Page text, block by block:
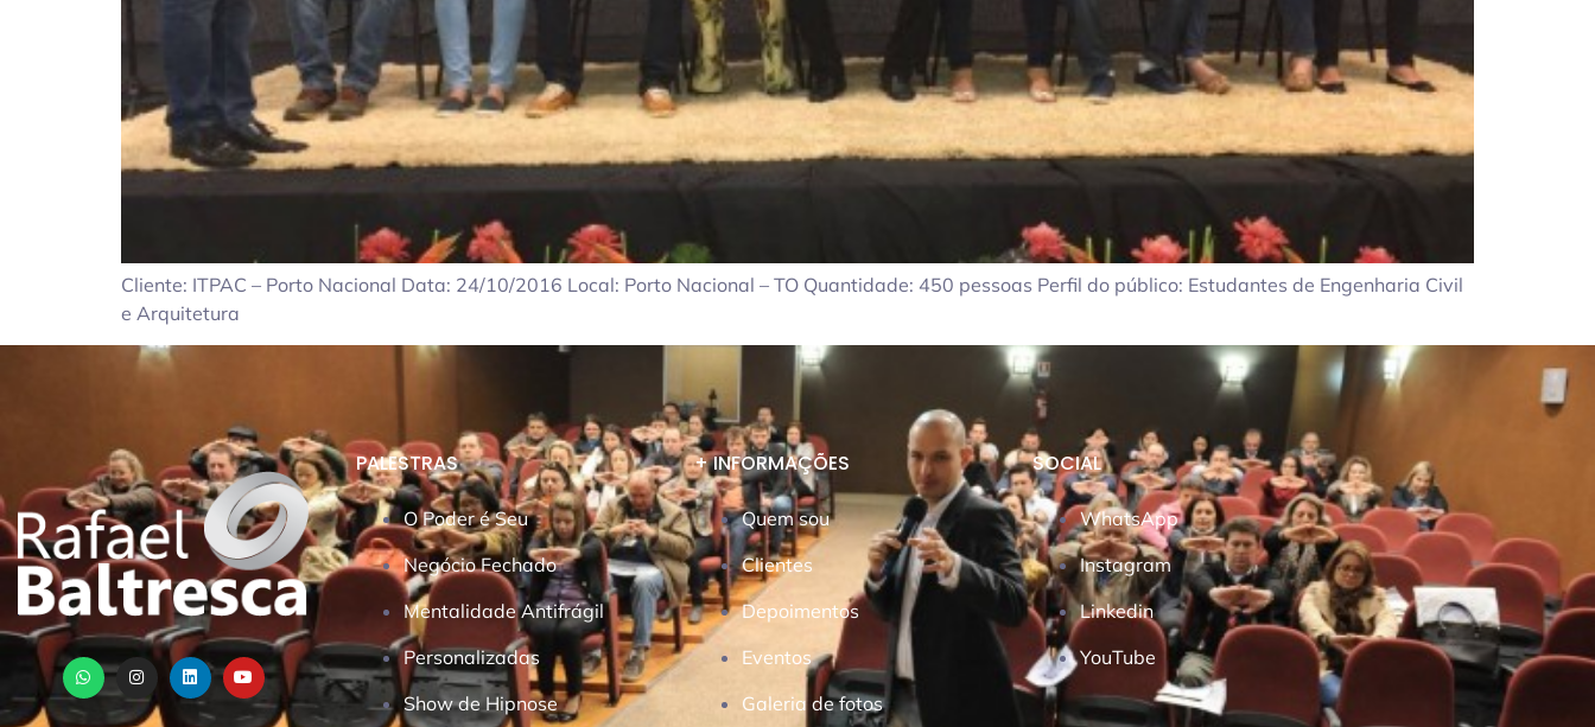
Cliente: ITPAC – Porto Nacional Data: 24/10/2016 Local: Porto Nacional – TO Quantidade: 450 pessoas Perfil do público: Estudantes de Engenharia Civil
e Arquitetura
PALESTRAS
O Poder é Seu
Negócio Fechado
Mentalidade Antifrágil
Personalizadas
Show de Hipnose
+ INFORMAÇÕES
Quem sou
Clientes
Depoimentos
Eventos
Galeria de fotos
SOCIAL
WhatsApp
Instagram
Linkedin
YouTube